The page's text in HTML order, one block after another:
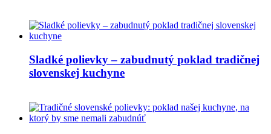
Sladké polievky – zabudnutý poklad tradičnej
slovenskej kuchyne